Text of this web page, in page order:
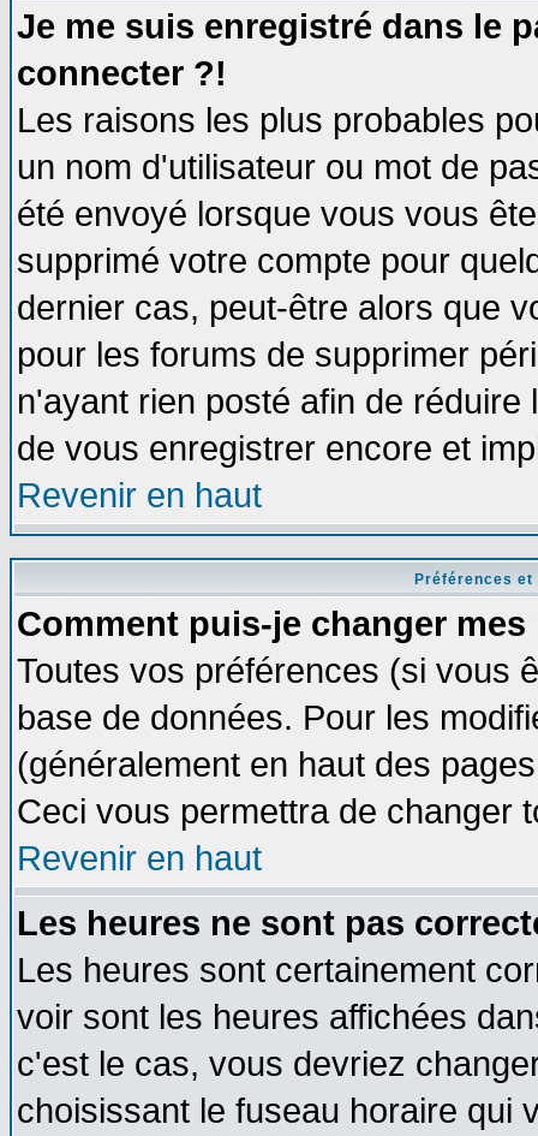
Je me suis enregistré dans le
connecter ?!
Les raisons les plus probables
un nom d'utilisateur ou mot de
été envoyé lorsque vous vous
supprimé votre compte pour
dernier cas, peut-être alors que
pour les forums de supprimer
n'ayant rien posté afin de
de vous enregistrer encore et
Revenir en haut
Préférences
Comment puis-je changer mes
Toutes vos préférences (si vous
base de données. Pour les
(généralement en haut des
Ceci vous permettra de changer
Revenir en haut
Les heures ne sont pas
Les heures sont certainement
voir sont les heures affichées
c'est le cas, vous devriez
choisissant le fuseau horaire qui